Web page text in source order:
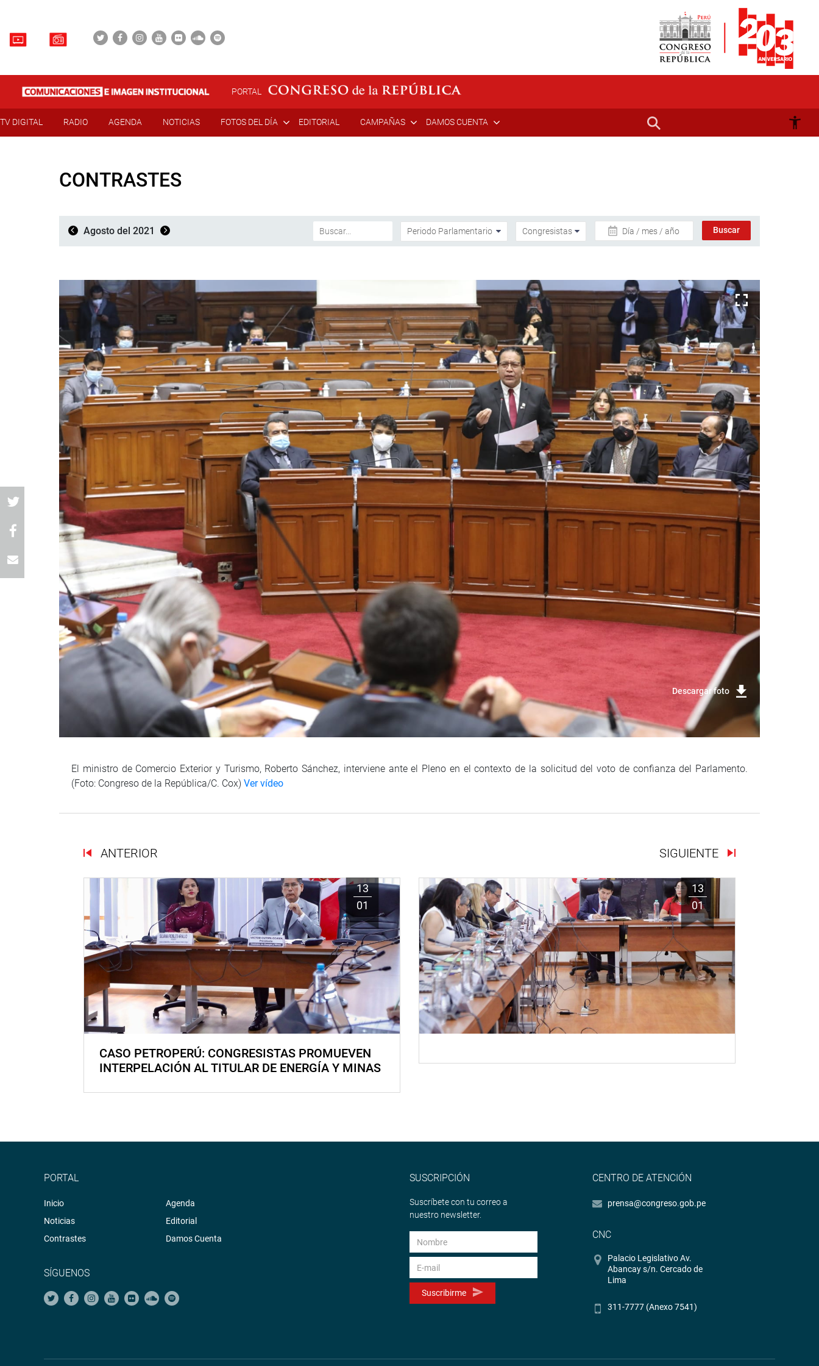
PORTAL
TV DIGITAL RADIO AGENDA NOTICIAS FOTOS DEL DÍA EDITORIAL CAMPAÑAS DAMOS CUENTA
CONTRASTES
Agosto del 2021 Día / mes / año
Descargar foto
El ministro de Comercio Exterior y Turismo, Roberto Sánchez, interviene ante el Pleno en el contexto de la solicitud del voto de confianza del Parlamento.
(Foto: Congreso de la República/C. Cox) Ver vídeo
ANTERIOR SIGUIENTE
13
01
CASO PETROPERÚ: CONGRESISTAS PROMUEVEN
INTERPELACIÓN AL TITULAR DE ENERGÍA Y MINAS
13
01
PORTAL
Inicio
Noticias
Contrastes
Agenda
Editorial
Damos Cuenta
SÍGUENOS
SUSCRIPCIÓN
Suscríbete con tu correo a
nuestro newsletter.
Suscribirme
CENTRO DE ATENCIÓN
prensa@congreso.gob.pe
CNC
Palacio Legislativo Av.
Abancay s/n. Cercado de
Lima
311-7777 (Anexo 7541)